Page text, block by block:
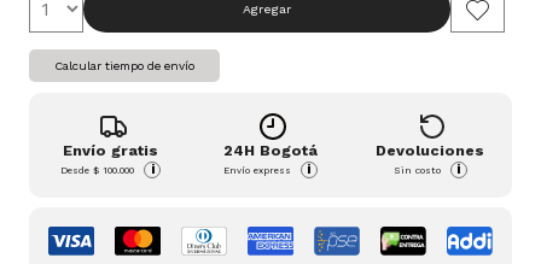
Agregar
Calcular tiempo de envío
Envío gratis
Desde$ 100.000 i
24H Bogotá
Envío express i
Devoluciones
Sin costo i